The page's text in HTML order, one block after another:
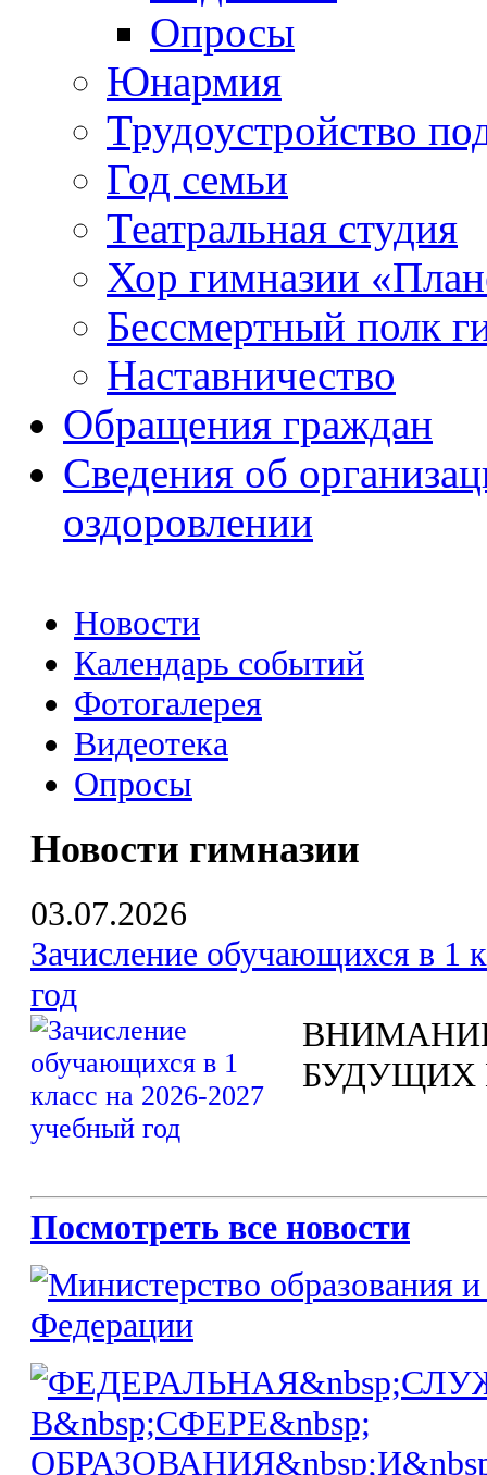
Опросы
Юнармия
Трудоустройство
Год семьи
Театральная студия
Хор гимназии
Бессмертный полк
Наставничество
Обращения граждан
Сведения об
оздоровлении
Новости
Календарь событий
Фотогалерея
Видеотека
Опросы
Новости гимназии
03.07.2026
Зачисление обучающихся в 1
год
БУДУЩИХ
Посмотреть все новости